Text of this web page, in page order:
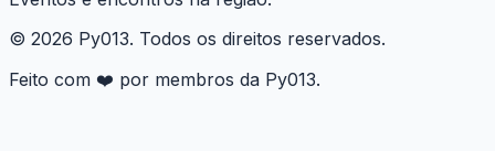
© 2026 Py013. Todos os direitos reservados.
Feito com ❤️ por membros da Py013.